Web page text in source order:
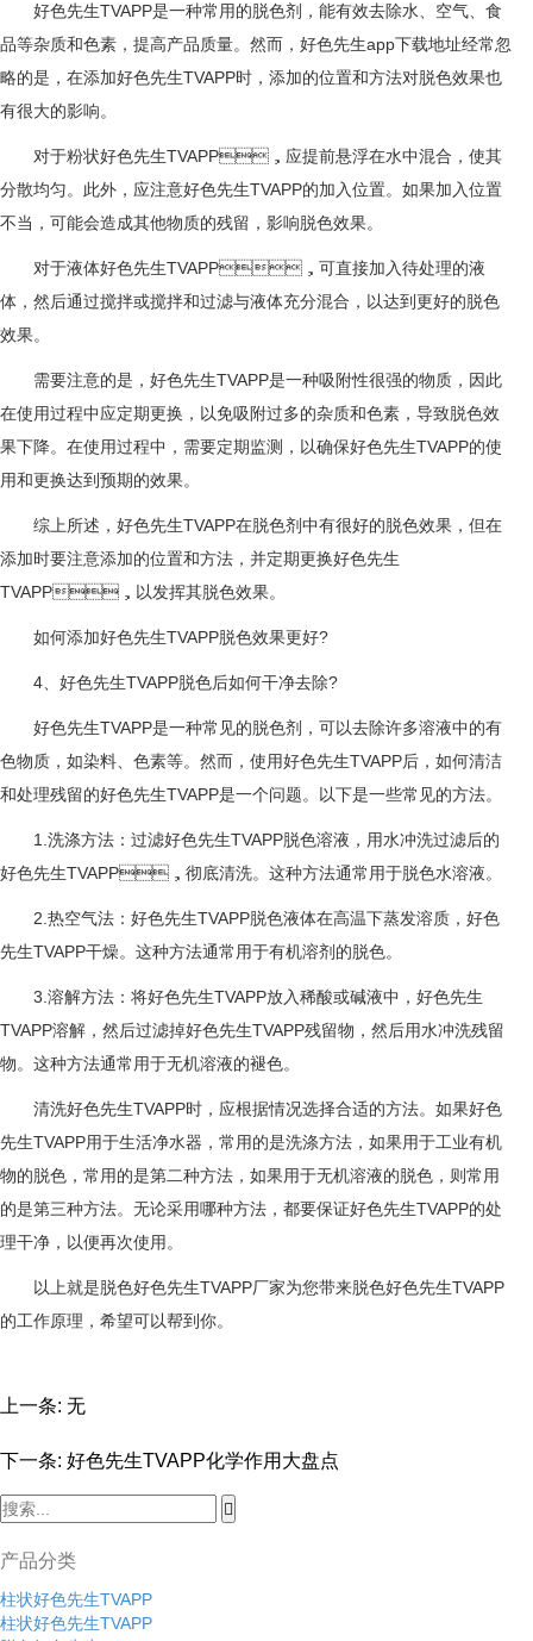
好色先生TVAPP是一种常用的脱色剂，能有效去除水、空气、食
品等杂质和色素，提高产品质量。然而，好色先生app下载地址经常忽
略的是，在添加好色先生TVAPP时，添加的位置和方法对脱色效果也
有很大的影响。
对于粉状好色先生TVAPP，应提前悬浮在水中混合，使其
分散均匀。此外，应注意好色先生TVAPP的加入位置。如果加入位置
不当，可能会造成其他物质的残留，影响脱色效果。
对于液体好色先生TVAPP，可直接加入待处理的液
体，然后通过搅拌或搅拌和过滤与液体充分混合，以达到更好的脱色
效果。
需要注意的是，好色先生TVAPP是一种吸附性很强的物质，因此
在使用过程中应定期更换，以免吸附过多的杂质和色素，导致脱色效
果下降。在使用过程中，需要定期监测，以确保好色先生TVAPP的使
用和更换达到预期的效果。
综上所述，好色先生TVAPP在脱色剂中有很好的脱色效果，但在
添加时要注意添加的位置和方法，并定期更换好色先生
TVAPP，以发挥其脱色效果。
如何添加好色先生TVAPP脱色效果更好?
4、好色先生TVAPP脱色后如何干净去除?
好色先生TVAPP是一种常见的脱色剂，可以去除许多溶液中的有
色物质，如染料、色素等。然而，使用好色先生TVAPP后，如何清洁
和处理残留的好色先生TVAPP是一个问题。以下是一些常见的方法。
1.洗涤方法：过滤好色先生TVAPP脱色溶液，用水冲洗过滤后的
好色先生TVAPP，彻底清洗。这种方法通常用于脱色水溶液。
2.热空气法：好色先生TVAPP脱色液体在高温下蒸发溶质，好色
先生TVAPP干燥。这种方法通常用于有机溶剂的脱色。
3.溶解方法：将好色先生TVAPP放入稀酸或碱液中，好色先生
TVAPP溶解，然后过滤掉好色先生TVAPP残留物，然后用水冲洗残留
物。这种方法通常用于无机溶液的褪色。
清洗好色先生TVAPP时，应根据情况选择合适的方法。如果好色
先生TVAPP用于生活净水器，常用的是洗涤方法 ，如果用于工业有机
物的脱色，常用的是第二种方法，如果用于无机溶液的脱色，则常用
的是第三种方法。无论采用哪种方法，都要保证好色先生TVAPP的处
理干净，以便再次使用。
以上就是脱色好色先生TVAPP厂家为您带来脱色好色先生TVAPP
的工作原理，希望可以帮到你。
上一条: 无
下一条: 好色先生TVAPP化学作用大盘点
产品分类
柱状好色先生TVAPP
柱状好色先生TVAPP